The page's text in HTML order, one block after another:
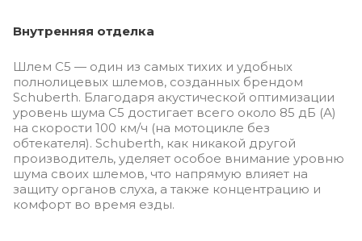
Внутренняя отделка
Шлем C5 — один из самых тихих и удобных
полнолицевых шлемов, созданных брендом
Schuberth. Благодаря акустической оптимизации
уровень шума C5 достигает всего около 85 дБ (А)
на скорости 100 км/ч (на мотоцикле без
обтекателя). Schuberth, как никакой другой
производитель, уделяет особое внимание уровню
шума своих шлемов, что напрямую влияет на
защиту органов слуха, а также концентрацию и
комфорт во время езды.